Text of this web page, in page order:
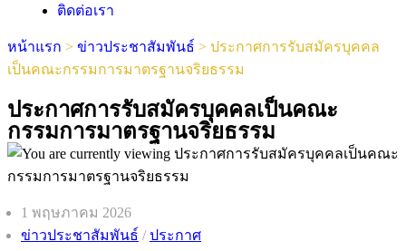
ติดต่อเรา
หน้าแรก > ข่าวประชาสัมพันธ์ > ประกาศการรับสมัครบุคคล
เป็นคณะกรรมการมาตรฐานจริยธรรม
ประกาศการรับสมัครบุคคลเป็นคณะ
กรรมการมาตรฐานจริยธรรม
1 พฤษภาคม 2026
ข่าวประชาสัมพันธ์ / ประกาศ